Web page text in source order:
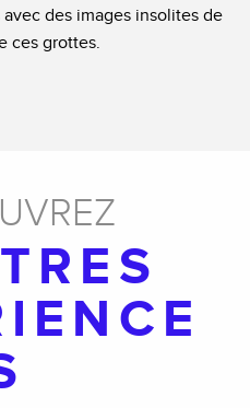
des images insolites de
ces grottes.